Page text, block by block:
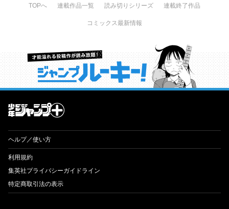
TOPへ 連載作品一覧 読み切りシリーズ 連載終了作品
コミックス最新情報
才能溢れる投稿作が読み放題！ ジャンプルーキー！
ヘルプ／使い方
利用規約
集英社プライバシーガイドライン
特定商取引法の表示